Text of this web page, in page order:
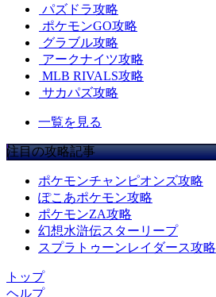
パズドラ攻略
ポケモンGO攻略
グラブル攻略
アークナイツ攻略
MLB RIVALS攻略
サカパズ攻略
一覧を見る
注目の攻略記事
ポケモンチャンピオンズ攻略
ぽこあポケモン攻略
ポケモンZA攻略
幻想水滸伝スターリープ
スプラトゥーンレイダース攻略
トップ
ヘルプ